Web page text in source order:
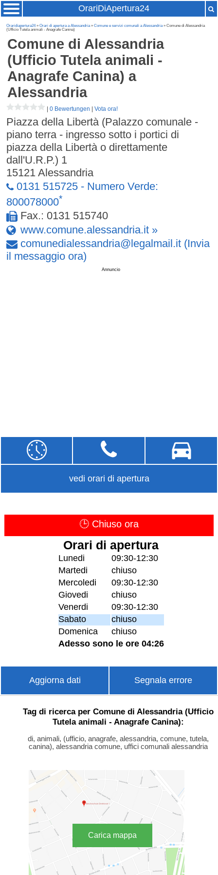
OrariDiApertura24
Oraridiapertura24»Orari di apertura a Alessandria»Comune e servizi comunali a Alessandria» Comune di Alessandria
(Ufficio Tutela animali - Anagrafe Canina)
Comune di Alessandria
(Ufficio Tutela animali -
Anagrafe Canina) a
Alessandria
|0 Bewertungen |Vota ora!
Piazza della Libertà (Palazzo comunale -
piano terra - ingresso sotto i portici di
piazza della Libertà o direttamente
dall'U.R.P.) 1
15121 Alessandria
0131 515725 - Numero Verde:
800078000*
Fax.: 0131 515740
www.comune.alessandria.it »
comunedialessandria@ legalmail .it (Invia
il messaggio ora)
Annuncio
vedi orari di apertura
🕒 Chiuso ora
Orari di apertura
Lunedi
09:30-12:30
Martedi
chiuso
Mercoledi
09:30-12:30
Giovedi
chiuso
Venerdi
09:30-12:30
Sabato
chiuso
Domenica
chiuso
Adesso sono le ore 04:26
Aggiorna dati Segnala errore
Tag di ricerca per Comune di Alessandria (Ufficio
Tutela animali - Anagrafe Canina):
di, animali, (ufficio, anagrafe, alessandria, comune, tutela,
canina), alessandria comune, uffici comunali alessandria
Carica mappa